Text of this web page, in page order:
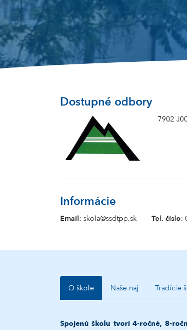
Dostupné odbory
7902
Informácie
Email: skola@ssdtpp.sk Tel. číslo:
O škole Naše naj Tradície
Spojenú školu tvorí 4-ročné, 8-